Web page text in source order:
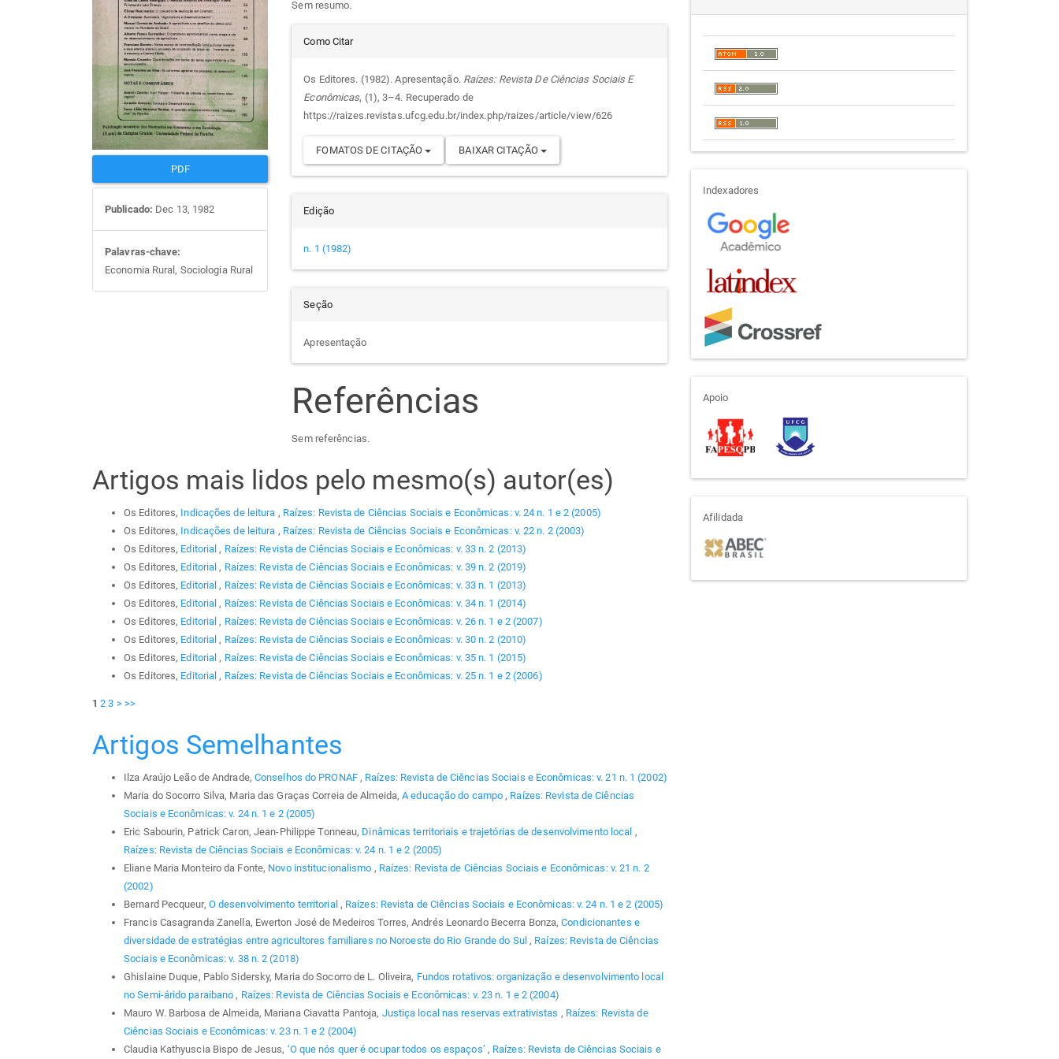
artigos
PDF
Publicado: Dec 13, 1982
Palavras-chave:
Economia Rural, Sociologia Rural
principal
Sem resumo.
Detalhes
do
artigo
Como Citar
Os Editores. (1982). Apresentação. Raízes: Revista De Ciências Sociais E
Econômicas, (1), 3–4. Recuperado de
https://raizes.revistas.ufcg.edu.br/index.php/raizes/article/view/626
FOMATOS DE CITAÇÃO BAIXAR CITAÇÃO
Edição
n. 1 (1982)
Seção
Apresentação
Referências
Sem referências.
Artigos mais lidos pelo mesmo(s) autor(es)
Os Editores, Indicações de leitura , Raízes: Revista de Ciências Sociais e Econômicas: v. 24 n. 1 e 2 (2005)
Os Editores, Indicações de leitura , Raízes: Revista de Ciências Sociais e Econômicas: v. 22 n. 2 (2003)
Os Editores, Editorial, Raízes: Revista de Ciências Sociais e Econômicas: v. 33 n. 2 (2013)
Os Editores, Editorial, Raízes: Revista de Ciências Sociais e Econômicas: v. 39 n. 2 (2019)
Os Editores, Editorial, Raízes: Revista de Ciências Sociais e Econômicas: v. 33 n. 1 (2013)
Os Editores, Editorial, Raízes: Revista de Ciências Sociais e Econômicas: v. 34 n. 1 (2014)
Os Editores, Editorial, Raízes: Revista de Ciências Sociais e Econômicas: v. 26 n. 1 e 2 (2007)
Os Editores, Editorial, Raízes: Revista de Ciências Sociais e Econômicas: v. 30 n. 2 (2010)
Os Editores, Editorial, Raízes: Revista de Ciências Sociais e Econômicas: v. 35 n. 1 (2015)
Os Editores, Editorial, Raízes: Revista de Ciências Sociais e Econômicas: v. 25 n. 1 e 2 (2006)
1 2 3 > >>
Artigos Semelhantes
Ilza Araújo Leão de Andrade, Conselhos do PRONAF , Raízes: Revista de Ciências Sociais e Econômicas: v. 21 n. 1 (2002)
Maria do Socorro Silva, Maria das Graças Correia de Almeida,A educação do campo, Raízes: Revista de Ciências
Sociais e Econômicas: v. 24 n. 1 e 2 (2005)
Eric Sabourin, Patrick Caron, Jean-Philippe Tonneau, Dinâmicas territoriais e trajetórias de desenvolvimento local ,
Raízes: Revista de Ciências Sociais e Econômicas: v. 24 n. 1 e 2 (2005)
Eliane Maria Monteiro da Fonte, Novo institucionalismo , Raízes: Revista de Ciências Sociais e Econômicas: v. 21 n. 2
(2002)
Bernard Pecqueur, O desenvolvimento territorial , Raízes: Revista de Ciências Sociais e Econômicas: v. 24 n. 1 e 2 (2005)
Francis Casagranda Zanella, Ewerton José de Medeiros Torres, Andrés Leonardo Becerra Bonza,Condicionantes e
diversidade de estratégias entre agricultores familiares no Noroeste do Rio Grande do Sul, Raízes: Revista de Ciências
Sociais e Econômicas: v. 38 n. 2 (2018)
Ghislaine Duque, Pablo Sidersky, Maria do Socorro de L. Oliveira, Fundos rotativos: organização e desenvolvimento local
no Semi-árido paraibano, Raízes: Revista de Ciências Sociais e Econômicas: v. 23 n. 1 e 2 (2004)
Mauro W. Barbosa de Almeida, Mariana Ciavatta Pantoja, Justiça local nas reservas extrativistas , Raízes: Revista de
Ciências Sociais e Econômicas: v. 23 n. 1 e 2 (2004)
Claudia Kathyuscia Bispo de Jesus, ‘O que nós quer é ocupar todos os espaços’ , Raízes: Revista de Ciências Sociais e
indexadores
Indexadores
apoio
Apoio
afiliada
Afilidada